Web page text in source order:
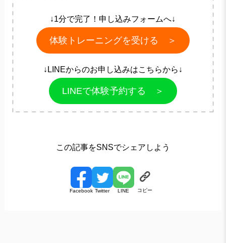
↓1分で完了！申し込みフォームへ↓
体験トレーニングを受ける ＞
↓LINEからのお申し込みはこちらから↓
LINEで体験予約する ＞
この記事をSNSでシェアしよう
Facebook Twitter LINE コピー